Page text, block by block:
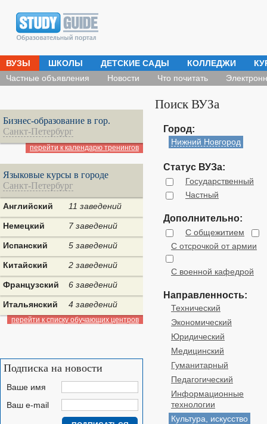
ВУЗЫ ШКОЛЫ ДЕТСКИЕ САДЫ КОЛЛЕДЖИ
Частные объявления
Новости Что почитать
Поиск ВУЗа
Город:
Нижний Новгород
Статус ВУЗа:
Государственный
Частный
Дополнительно:
С общежитием
С отсрочкой от армии
С военной кафедрой
Направленность:
Технический
Экономический
Юридический
Медицинский
Гуманитарный
Педагогический
Информационные
технологии
Культура, искусство
Бизнес-образование в гор.
Санкт-Петербург
перейти к календарю тренингов
Языковые курсы в городе
Санкт-Петербург
Английский 11 заведений
Немецкий 7 заведений
Испанский 5 заведений
Китайский 2 заведений
Французский 6 заведений
Итальянский 4 заведений
перейти к списку обучающих центров
Подписка на новости
Ваше имя
Ваш e-mail